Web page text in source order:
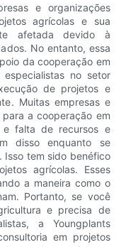
e organizações
agrícolas e sua
afetada devido à
No entanto, essa
da cooperação em
no setor
de projetos e
Muitas empresas e
a cooperação em
e falta de recursos e
disso enquanto se
Isso tem sido benéfico
agrícolas. Esses
a maneira como o
Portanto, se você
e precisa de
a Youngplants
em projetos